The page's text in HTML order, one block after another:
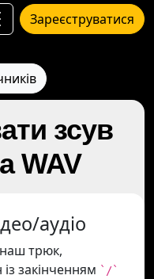
Зареєструватися
зсув
WAV
аудіо
трюк,
закінченням `/`